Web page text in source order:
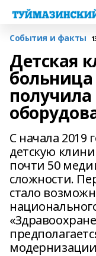
События и факты
Детская
получила
С начала 2019
детскую
почти 50
сложности.
стало